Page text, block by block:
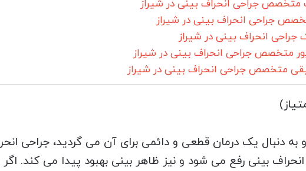
به دنبال یک درمان قطعی و دائمی برای آن می گردید، جراحی
بینی رفع می شود و نیز ظاهر بینی بهبود پیدا می کند.